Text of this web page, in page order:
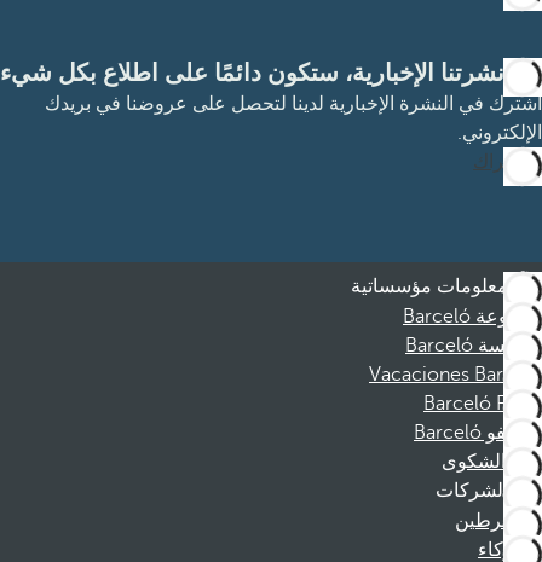
مع نشرتنا الإخبارية، ستكون دائمًا على اطلاع بكل شيء
اشترك في النشرة الإخبارية لدينا لتحصل على عروضنا في بريدك
الإلكتروني.
الاشتراك
معلومات مؤسساتية
مجموعة Barceló
مؤسسة Barceló
Vacaciones Barceló
Barceló Films
موظفو Barceló
قناة الشكوى
الشركات
المنخرطين
الشركاء